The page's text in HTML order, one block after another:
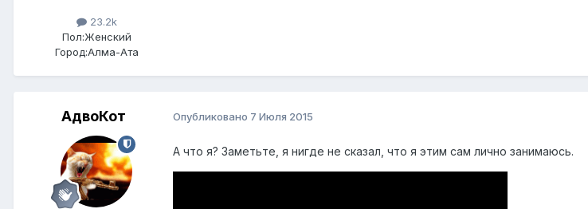
23.2k
Пол:Женский
Город:Алма-Ата
АдвоКот Опубликовано 7 Июля 2015
А что я? Заметьте, я нигде не сказал, что я этим сам лично занимаюсь.